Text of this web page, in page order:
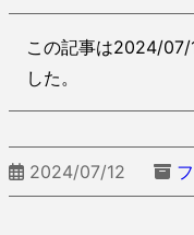
この記事は2024/07/
した。
2024/07/12